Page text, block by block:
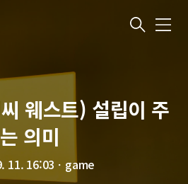
메
웨스트) 설립이 주
는 의미
11. 16:03 ㆍ game